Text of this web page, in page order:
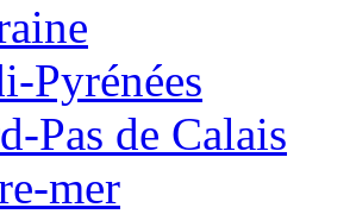
Pyrénées
Pas de Calais
mer